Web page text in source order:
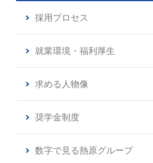
採用プロセス
就業環境・福利厚生
求める人物像
奨学金制度
数字で見る熱原グループ